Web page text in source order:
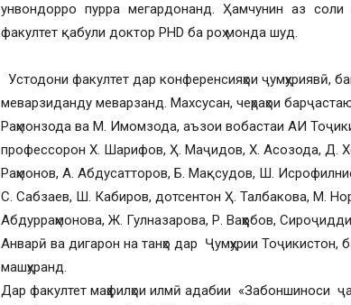
унвондорро пурра мегардонанд. Ҳамчунин аз
факултет қабули доктор PHD ба роҳ монда шуд.
Устодони факултет дар конференсияҳои ҷумҳуриявӣ,
меварзиданду меварзанд. Махсусан, чеҳраҳои
Раҳмонзода ва М. Имомзода, аъзои вобастаи АИ
профессорон Х. Шарифов, Ҳ. Маҷидов, Х. Асозода, Д.
Раҳмонов, А. Абдусатторов, Б. Мақсудов, Ш.
С. Сабзаев, Ш. Кабиров, дотсентон Ҳ. Талбакова, М.
Абдурраҳмонова, Ж. Гулназарова, Р. Ваҳҳобов,
Анварӣ ва дигарон на танҳо дар Ҷумҳурии
машҳуранд.
Дар факултет маҳфилҳои илмӣ адабии «Забоншиноси